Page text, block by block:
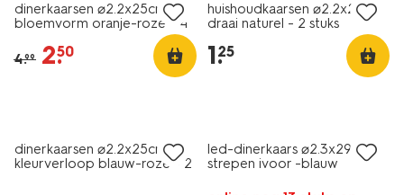
dinerkaarsen ⌀2.2x25cm
bloemvorm oranje-roze - 4
4.99 2.
50
huishoudkaarsen ⌀2.2x20cm
draai naturel - 2 stuks
1.
25
dinerkaarsen ⌀2.2x25cm
kleurverloop blauw-roze - 2
led-dinerkaars ⌀2.3x29cm
strepen ivoor -blauw